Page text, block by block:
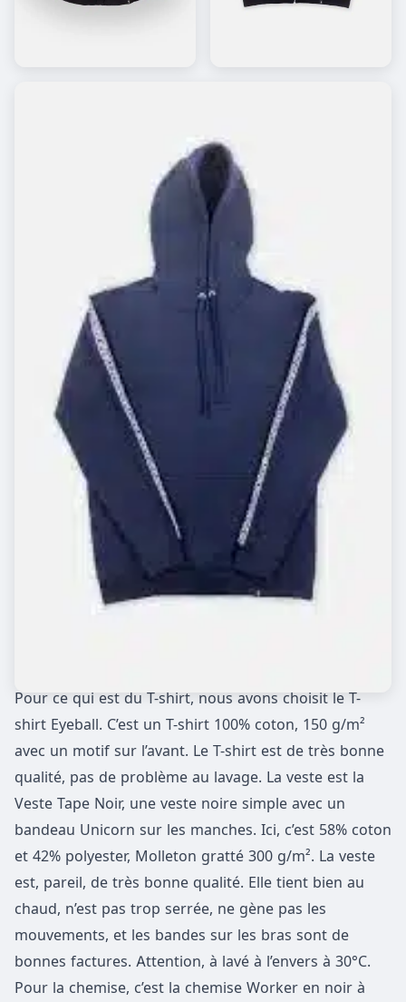
Pour ce qui est du T-shirt, nous avons choisit le T-
shirt Eyeball. C’est un T-shirt 100% coton, 150 g/m²
avec un motif sur l’avant. Le T-shirt est de très bonne
qualité, pas de problème au lavage. La veste est la
Veste Tape Noir, une veste noire simple avec un
bandeau Unicorn sur les manches. Ici, c’est 58% coton
et 42% polyester, Molleton gratté 300 g/m². La veste
est, pareil, de très bonne qualité. Elle tient bien au
chaud, n’est pas trop serrée, ne gène pas les
mouvements, et les bandes sur les bras sont de
bonnes factures. Attention, à lavé à l’envers à 30°C.
Pour la chemise, c’est la chemise Worker en noir à